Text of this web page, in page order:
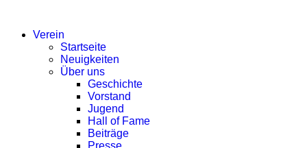
Verein
Startseite
Neuigkeiten
Über uns
Geschichte
Vorstand
Jugend
Hall of Fame
Beiträge
Presse